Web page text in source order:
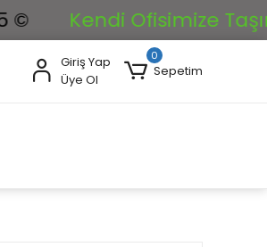
Kendi Ofisimize
Giriş Yap
Üye Ol
0
Sepetim